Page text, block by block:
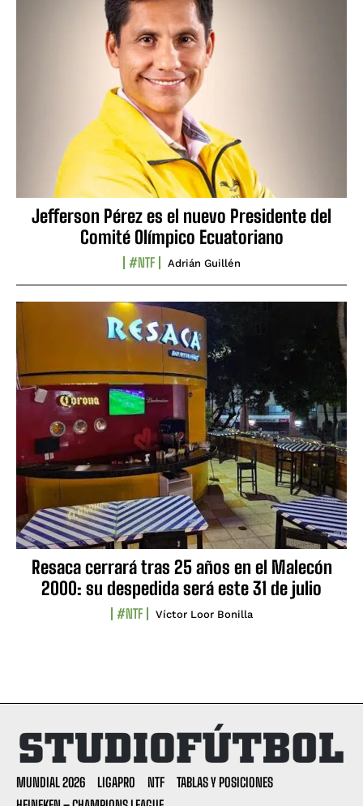
Jefferson Pérez es el nuevo Presidente del
Comité Olímpico Ecuatoriano
#NTF Adrián Guillén
Resaca cerrará tras 25 años en el Malecón
2000: su despedida será este 31 de julio
#NTF Víctor Loor Bonilla
MUNDIAL 2026 LIGAPRO NTF
TABLAS Y POSICIONES